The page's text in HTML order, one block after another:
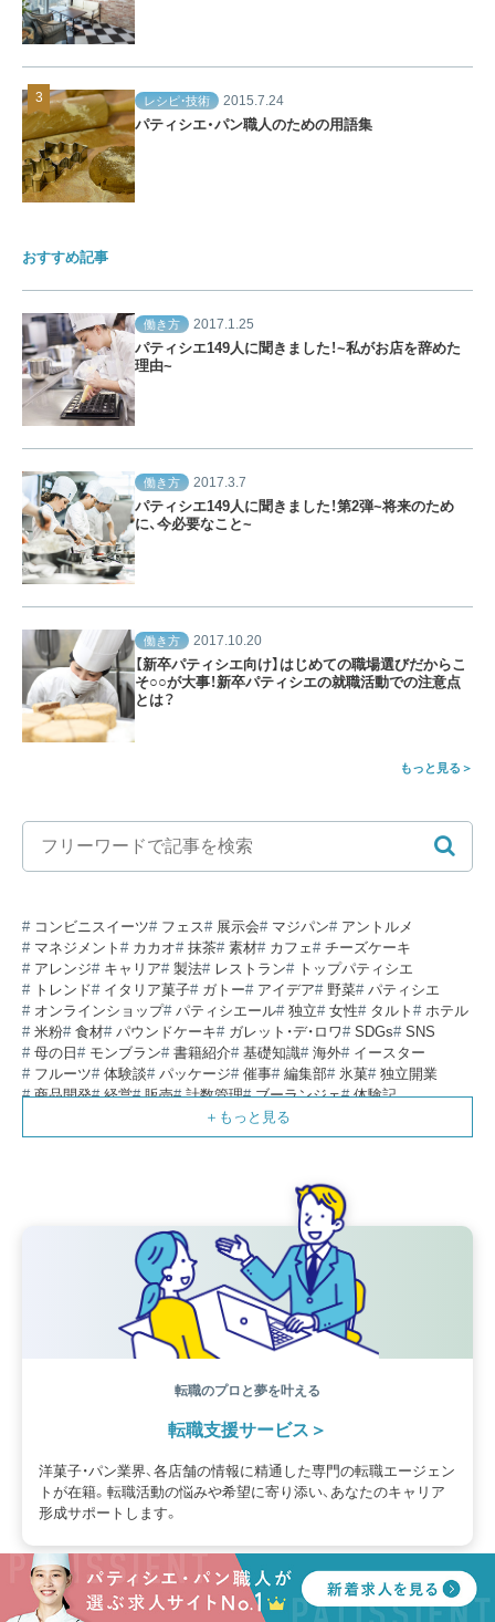
レシピ・技術 2015.7.24
パティシエ・パン職人のための用語集
おすすめ記事
働き方 2017.1.25
パティシエ149人に聞きました！~私がお店を辞めた
理由~
働き方 2017.3.7
パティシエ149人に聞きました！第2弾~将来のため
に、今必要なこと~
働き方 2017.10.20
【新卒パティシエ向け】はじめての職場選びだからこ
そ○○が大事！新卒パティシエの就職活動での注意点
とは？
もっと見る
コンビニスイーツ フェス 展示会 マジパン
アントルメ
マネジメント
カカオ 抹茶 素材 カフェ
チーズケーキ
アレンジ
キャリア 製法 レストラン
トップパティシエ
トレンド
イタリア菓子 ガトー アイデア 野菜
パティシエ
オンラインショップ
パティシエール 独立 女性 タルト
ホテル
米粉
食材 パウンドケーキ ガレット・デ・ロワ SDGs
SNS
母の日
モンブラン 書籍紹介 基礎知識 海外
イースター
フルーツ
体験談 パッケージ 催事 編集部 氷菓
独立開業
商品開発
経営 販売 計数管理 ブーランジェ
体験記
コラム パン スタッフ育成
スイーツ
IT 業界事情 講習会 潜入レポート
クリスマス
ベーカリー 工場
生菓子
アシェットデセール
フランス オーブン担当 チョコレート
転職のプロと夢を叶える
転職支援サービス
洋菓子・パン業界、各店舗の情報に精通した専門の転職エージェン
トが在籍。転職活動の悩みや希望に寄り添い、あなたのキャリア
形成サポートします。